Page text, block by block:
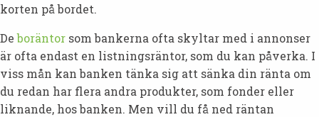
korten på bordet.
Deboräntor som bankerna ofta skyltar med i annonser
är ofta endast en listningsräntor, som du kan påverka. I
viss mån kan banken tänka sig att sänka din ränta om
du redan har flera andra produkter, som fonder eller
liknande, hos banken. Men vill du få ned räntan